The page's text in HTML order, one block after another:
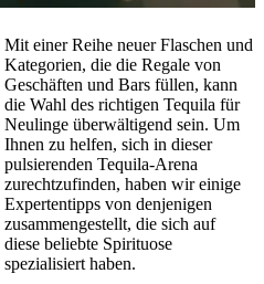
Mit einer Reihe neuer Flaschen und
Kategorien, die die Regale von
Geschäften und Bars füllen, kann
die Wahl des richtigen Tequila für
Neulinge überwältigend sein. Um
Ihnen zu helfen, sich in dieser
pulsierenden Tequila-Arena
zurechtzufinden, haben wir einige
Expertentipps von denjenigen
zusammengestellt, die sich auf
diese beliebte Spirituose
spezialisiert haben.